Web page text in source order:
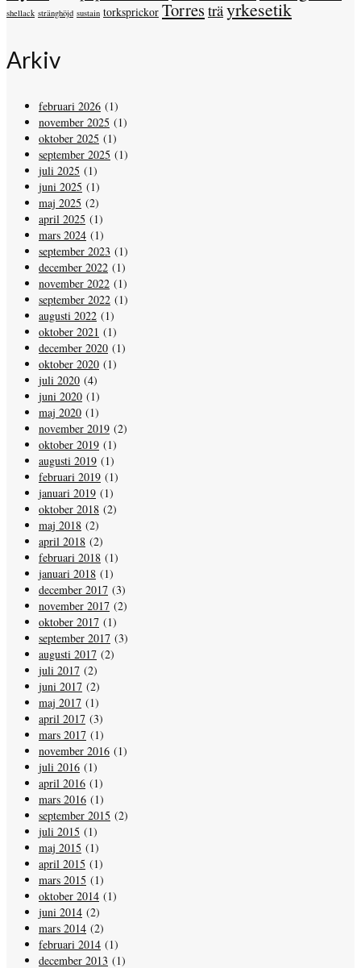
shellack stränghöjd sustain torksprickor Torres träyrkesetik
Arkiv
februari 2026 (1)
november 2025 (1)
oktober 2025 (1)
september 2025 (1)
juli 2025 (1)
juni 2025 (1)
maj 2025 (2)
april 2025 (1)
mars 2024 (1)
september 2023 (1)
december 2022 (1)
november 2022 (1)
september 2022 (1)
augusti 2022 (1)
oktober 2021 (1)
december 2020 (1)
oktober 2020 (1)
juli 2020 (4)
juni 2020 (1)
maj 2020 (1)
november 2019 (2)
oktober 2019 (1)
augusti 2019 (1)
februari 2019 (1)
januari 2019 (1)
oktober 2018 (2)
maj 2018 (2)
april 2018 (2)
februari 2018 (1)
januari 2018 (1)
december 2017 (3)
november 2017 (2)
oktober 2017 (1)
september 2017 (3)
augusti 2017 (2)
juli 2017 (2)
juni 2017 (2)
maj 2017 (1)
april 2017 (3)
mars 2017 (1)
november 2016 (1)
juli 2016 (1)
april 2016 (1)
mars 2016 (1)
september 2015 (2)
juli 2015 (1)
maj 2015 (1)
april 2015 (1)
mars 2015 (1)
oktober 2014 (1)
juni 2014 (2)
mars 2014 (2)
februari 2014 (1)
december 2013 (1)